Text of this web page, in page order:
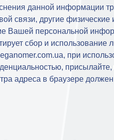
данной информации
связи, другие
персональной
сбор и
при
адреса в браузере